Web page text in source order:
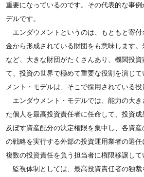
重要になっているのです。その代表的な事例
デルです。
エンダウメントというのは、もともと寄付
金から形成されている財団をも意味します
など、大きな財団がたくさんあり、機関投
て、投資の世界で極めて重要な役割を演じ
メント・モデルは、そこで採用されている投
エンダウメント・モデルでは、能力の大き
た個人を最高投資責任者に任命して、投資
及ぼす資産配分の決定権限を集中し、各資
の戦略を実行する外部の投資運用業者の選
複数の投資責任を負う担当者に権限移譲して
監視体制としては、最高投資責任者の独裁